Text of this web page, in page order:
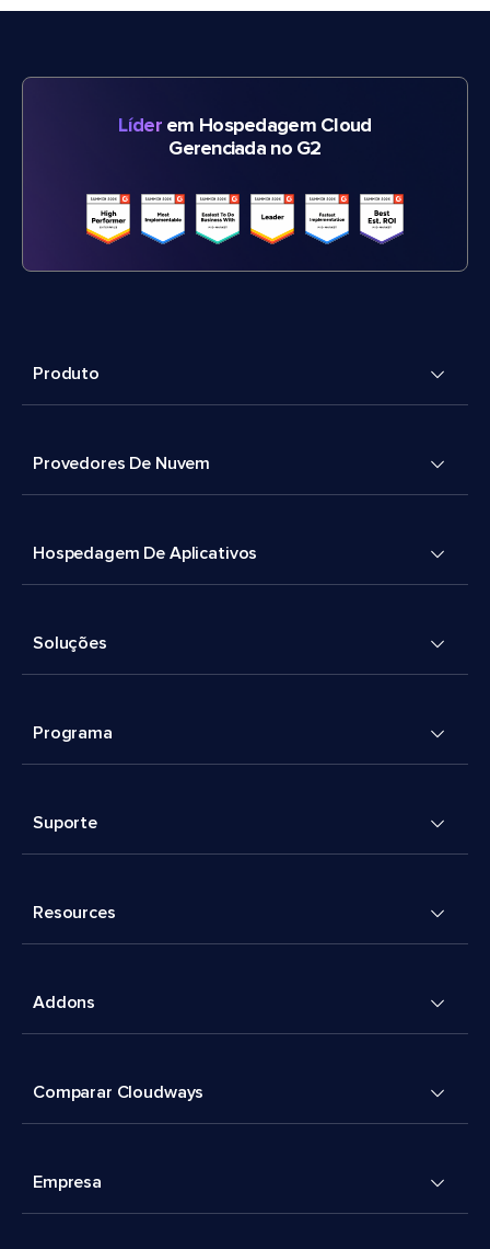
Líderem Hospedagem Cloud
Gerenciada no G2
Produto
Provedores De Nuvem
Hospedagem De Aplicativos
Soluções
Programa
Suporte
Resources
Addons
Comparar Cloudways
Empresa